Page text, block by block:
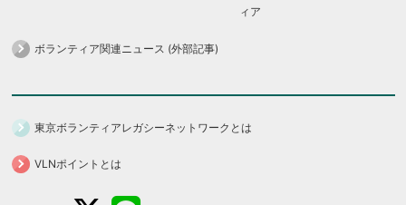
ィア
ボランティア関連ニュース (外部記事)
東京ボランティアレガシーネットワークとは
VLNポイントとは